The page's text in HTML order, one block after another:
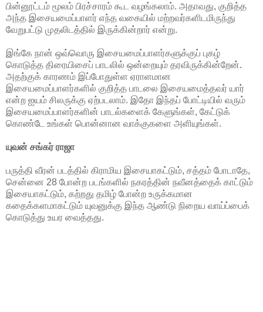
பின்னூட்டம் மூலம் பிரச்சாரம் கூட வழங்கலாம். அதாவது, குறித்த
அந்த இசையமைப்பாளர் எந்த வகையில் மற்றவர்களிடமிருந்து
வேறுபட்டு முதலிடத்தில் இருக்கின்றார் என்று.
இங்கே நான் ஒவ்வொரு இசையமைப்பாளர்களுக்குப் புகழ்
கொடுத்த திரையிசைப் பாடலில் ஒன்றையும் தரவிருக்கின்றேன்.
அதற்குக் காரணம் இப்போதுள்ள ஏராளமான
இசையமைப்பாளர்களில் குறித்த பாடலை இசையமைத்தவர் யார்
என்ற ஐயம் சிலருக்கு ஏற்படலாம். இதோ இந்தப் போட்டியில் வரும்
இசையமைப்பாளர்களின் பாடல்களைக் கேளுங்கள், கேட்டுக்
கொண்டே உங்கள் பொன்னான வாக்குகளை அளியுங்கள்.
யுவன் சங்கர் ராஜா
பருத்தி வீரன் படத்தில் கிராமிய இசையாகட்டும், சத்தம் போடாதே,
சென்னை 28 போன்ற படங்களில் நகரத்தின் நவீனத்தைக் காட்டும்
இசையாகட்டும், கற்றது தமிழ் போன்ற உருக்கமான
கதைக்களமாகட்டும் யுவனுக்கு இந்த ஆண்டு நிறைய வாய்ப்பைக்
கொடுத்து உயர வைத்தது.